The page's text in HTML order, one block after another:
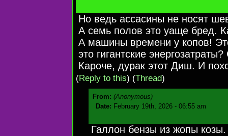
Но ведь ассасины не носят
А семь полов это уаще бред.
А машины времени у копов!
это гигантские
Кароче, дурак этот Диш. И
(Reply to this) (Thread)
From: (Anonymous)
Date: February 19th, 2026 - 06:55 am
Галлон бензы из жопы козы.